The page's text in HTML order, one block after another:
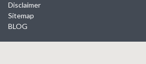
Disclaimer
Sitemap
BLOG